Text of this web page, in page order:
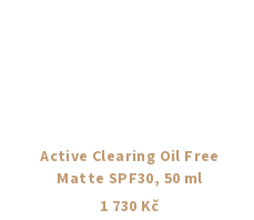
Active Clearing Oil Free
Matte SPF30, 50 ml
1 730 Kč